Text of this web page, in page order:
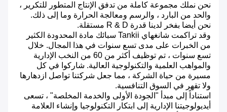
نحن نملك مجموعة كاملة من تدفق الإنتاج المتطور للتكرير ،
والحد من البارد ، والرسم ومعالجة الحرارة وما إلى ذلك.
نحن أيضا بفخر لدينا قدرة R & D مستقلة.
وقد تراكمت شانغهاي Tankii سبائك مادة المحدودة الكثير
من الخبرات على مدى تسع سنوات في هذا المجال. خلال
تسع سنوات ، تم توظيف أكثر من 60 من النخب الإدارية
والمواهب العلمية والتكنولوجية العالية. شاركوا في كل
مسيرة من حياة الشركة ، مما جعل شركتنا تواصل ازدهارها
ولا تقهر في السوق التنافسية.
استناداً إلى مبدأ "الجودة الأولى والخدمة المخلصة" ، تسعى
أيديولوجيتنا الإدارية إلى ابتكار التكنولوجيا وإنشاء العلامة